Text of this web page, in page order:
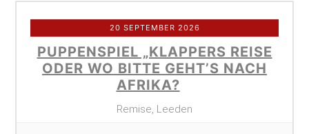
20 SEPTEMBER 2026
PUPPENSPIEL „KLAPPERS REISE
ODER WO BITTE GEHT’S NACH
AFRIKA?
Remise, Leeden